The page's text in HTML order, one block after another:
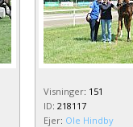
Visninger: 151
ID: 218117
Ejer: Ole Hindby